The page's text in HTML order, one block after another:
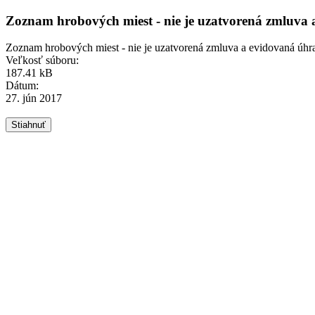
Zoznam hrobových miest - nie je uzatvorená
Zoznam hrobových miest - nie je uzatvorená zmluva a evidovaná
Veľkosť súboru:
187.41 kB
Dátum:
27. jún 2017